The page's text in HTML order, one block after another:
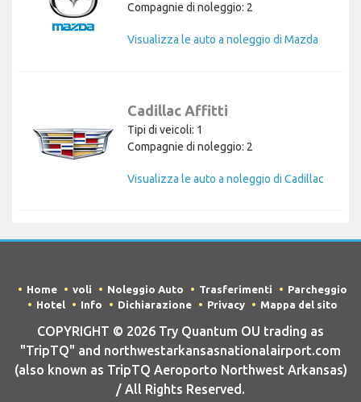
Compagnie di noleggio: 2
Visualizza le auto a noleggio di Mazda
Cadillac Affitti
Tipi di veicoli: 1
Compagnie di noleggio: 2
Visualizza le auto a noleggio di Cadillac
Home voli Noleggio Auto Trasferimenti
Parcheggio
Hotel
Info Dichiarazione Privacy Mappa del sito
COPYRIGHT © 2026 Try Quantum OU trading as
"TripTQ" and northwestarkansasnationalairport.com
(also known as TripTQ Aeroporto Northwest Arkansas)
/ All Rights Reserved.